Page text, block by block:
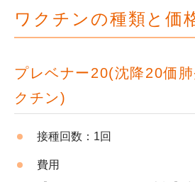
ワクチンの種類と価
プレベナー20(沈降20価
クチン)
接種回数：1回
費用